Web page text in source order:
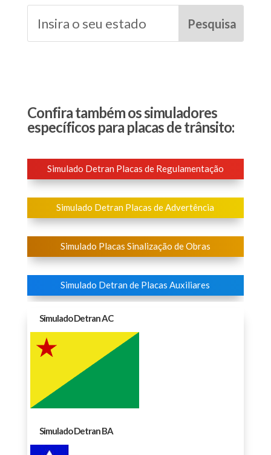
Confira também os simuladores
específicos para placas de trânsito:
Simulado Detran Placas de Regulamentação
Simulado Detran Placas de Advertência
Simulado Placas Sinalização de Obras
Simulado Detran de Placas Auxiliares
Simulado Detran AC
Simulado Detran BA